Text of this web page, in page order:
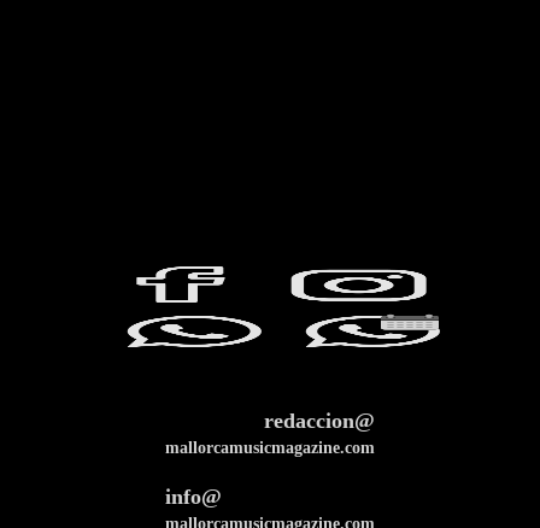
redaccion@
mallorcamusicmagazine.com
info@
mallorcamusicmagazine.com